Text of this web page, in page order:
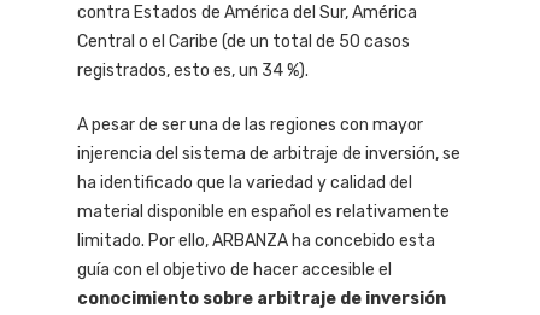
contra Estados de América del Sur, América
Central o el Caribe (de un total de 50 casos
registrados, esto es, un 34 %).
A pesar de ser una de las regiones con mayor
injerencia del sistema de arbitraje de inversión, se
ha identificado que la variedad y calidad del
material disponible en español es relativamente
limitado. Por ello, ARBANZA ha concebido esta
guía con el objetivo de hacer accesible el
conocimiento sobre arbitraje de inversión